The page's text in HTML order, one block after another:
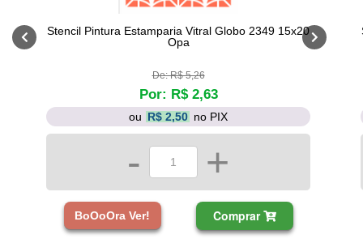
Stencil Pintura Estamparia Vitral Globo 2349 15x20
Opa
De: R$ 5,26
Por: R$ 2,63
ou R$ 2,50 no PIX
- +
BoOoOra Ver! Comprar